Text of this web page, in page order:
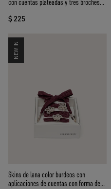
$ 225
NEW IN
Skins de lana color burdeos con
aplicaciones de cuentas con forma de